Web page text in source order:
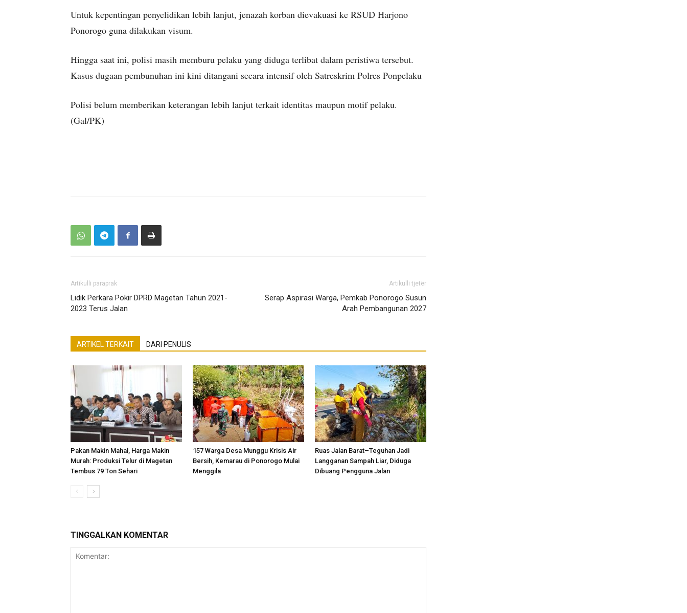
Untuk kepentingan penyelidikan lebih lanjut, jenazah korban dievakuasi ke RSUD Harjono
Ponorogo guna dilakukan visum.
Hingga saat ini, polisi masih memburu pelaku yang diduga terlibat dalam peristiwa tersebut.
Kasus dugaan pembunuhan ini kini ditangani secara intensif oleh Satreskrim Polres Ponpelaku
Polisi belum memberikan keterangan lebih lanjut terkait identitas maupun motif pelaku.
(Gal/PK)
Artikulli paraprak
Lidik Perkara Pokir DPRD Magetan Tahun 2021-
2023 Terus Jalan
Artikulli tjetër
Serap Aspirasi Warga, Pemkab Ponorogo Susun
Arah Pembangunan 2027
ARTIKEL TERKAIT DARI PENULIS
Pakan Makin Mahal, Harga Makin
Murah: Produksi Telur di Magetan
Tembus 79 Ton Sehari
157 Warga Desa Munggu Krisis Air
Bersih, Kemarau di Ponorogo Mulai
Menggila
Ruas Jalan Barat–Teguhan Jadi
Langganan Sampah Liar, Diduga
Dibuang Pengguna Jalan
TINGGALKAN KOMENTAR